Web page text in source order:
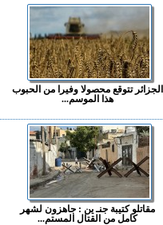
الجزائر تتوقع محصولا وفيرا من الحبوب
هذا الموسم...
مقاتلو كتيبة جنـ ين : جاهزون لشهر
كامل من القتال المستم...